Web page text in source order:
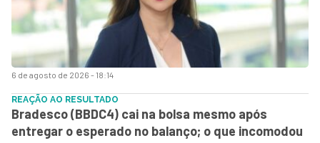
6 de agosto de 2026 - 18:14
REAÇÃO AO RESULTADO
Bradesco (BBDC4) cai na bolsa mesmo após
entregar o esperado no balanço; o que incomodou